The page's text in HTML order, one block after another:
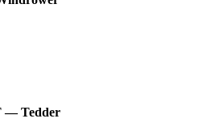
— Tedder